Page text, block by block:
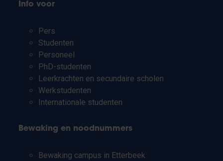
Info voor
Pers
Studenten
Personeel
PhD-studenten
Leerkrachten en secundaire scholen
Werkstudenten
Internationale studenten
Bewaking en noodnummers
Bewaking campus in Etterbeek